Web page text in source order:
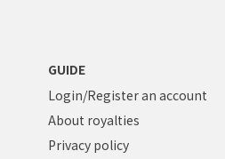
GUIDE
Login/Register an account
About royalties
Privacy policy